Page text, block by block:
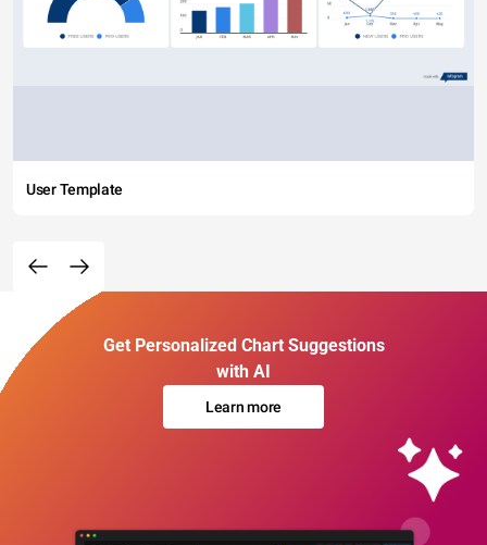
User Template
Get Personalized Chart Suggestions
with AI
Learn more